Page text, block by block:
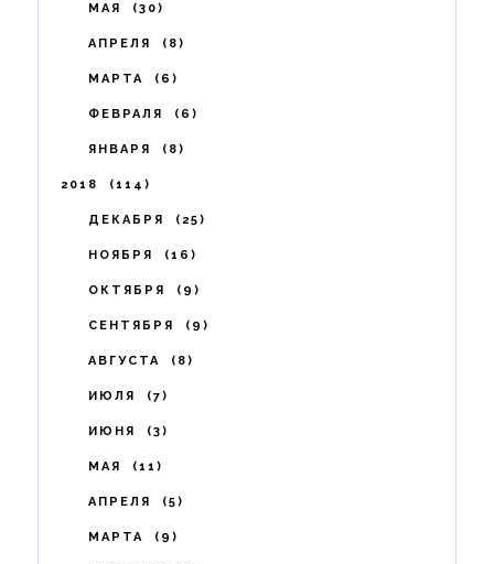
МАЯ 30
АПРЕЛЯ 8
МАРТА 6
ФЕВРАЛЯ 6
ЯНВАРЯ 8
2018 114
ДЕКАБРЯ 25
НОЯБРЯ 16
ОКТЯБРЯ 9
СЕНТЯБРЯ 9
АВГУСТА 8
ИЮЛЯ 7
ИЮНЯ 3
МАЯ 11
АПРЕЛЯ 5
МАРТА 9